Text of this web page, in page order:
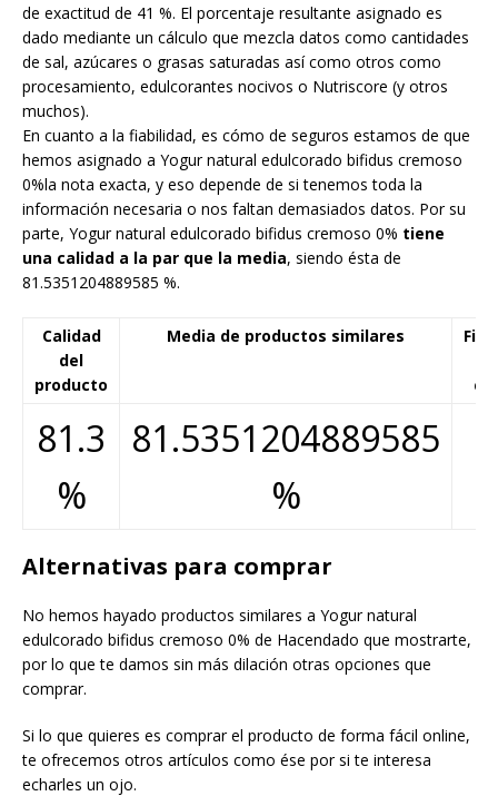
de exactitud de 41 %. El porcentaje resultante asignado es
dado mediante un cálculo que mezcla datos como cantidades
de sal, azúcares o grasas saturadas así como otros como
procesamiento, edulcorantes nocivos o Nutriscore (y otros
muchos).
En cuanto a la fiabilidad, es cómo de seguros estamos de que
hemos asignado a Yogur natural edulcorado bifidus cremoso
0%la nota exacta, y eso depende de si tenemos toda la
información necesaria o nos faltan demasiados datos. Por su
parte, Yogur natural edulcorado bifidus cremoso 0% tiene
una calidad a la par que la media, siendo ésta de
81.5351204889585 %.
Calidad
del
producto
Media de productos similares
81.3
%
81.5351204889585
%
Alternativas para comprar
No hemos hayado productos similares a Yogur natural
edulcorado bifidus cremoso 0% de Hacendado que mostrarte,
por lo que te damos sin más dilación otras opciones que
comprar.
Si lo que quieres es comprar el producto de forma fácil online,
te ofrecemos otros artículos como ése por si te interesa
echarles un ojo.